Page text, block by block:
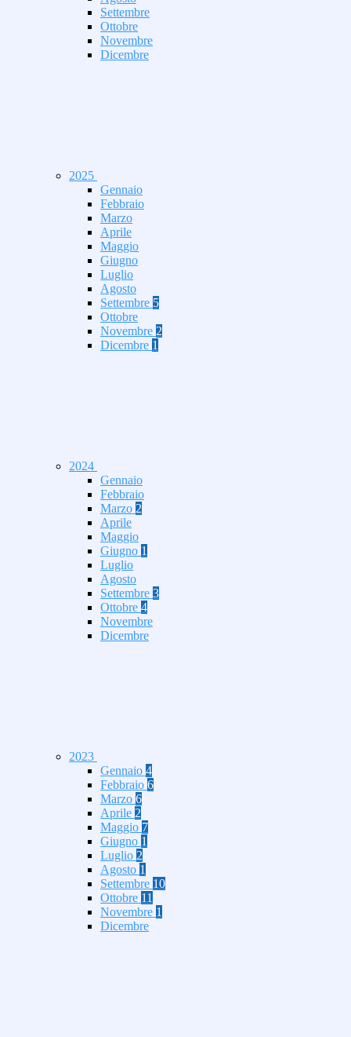
Settembre
Ottobre
Novembre
Dicembre
2025
Gennaio
Febbraio
Marzo
Aprile
Maggio
Giugno
Luglio
Agosto
Settembre 5
Ottobre
Novembre 2
Dicembre 1
2024
Gennaio
Febbraio
Marzo 2
Aprile
Maggio
Giugno 1
Luglio
Agosto
Settembre 3
Ottobre 4
Novembre
Dicembre
2023
Gennaio 4
Febbraio 6
Marzo 6
Aprile 2
Maggio 7
Giugno 1
Luglio 2
Agosto 1
Settembre 10
Ottobre 11
Novembre 1
Dicembre